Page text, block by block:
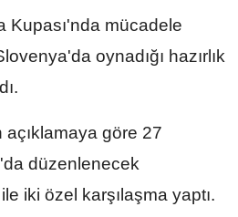
Kupası'nda mücadele
oynadığı hazırlık
göre 27
düzenlenecek
iki özel karşılaşma yaptı.